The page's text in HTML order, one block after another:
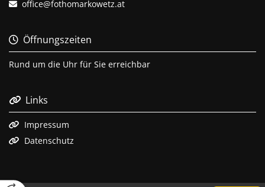
 office@fothomarkowetz.at
 Öffnungszeiten
Rund um die Uhr für Sie erreichbar
 Links
 Impressum
 Datenschutz